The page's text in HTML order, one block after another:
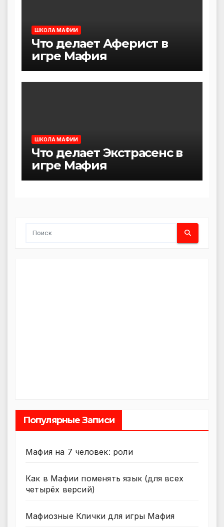
ШКОЛА МАФИИ
Что делает Аферист в
игре Мафия
ШКОЛА МАФИИ
Что делает Экстрасенс в
игре Мафия
Популярные Записи
Мафия на 7 человек: роли
Как в Мафии поменять язык (для всех
четырёх версий)
Мафиозные Клички для игры Мафия